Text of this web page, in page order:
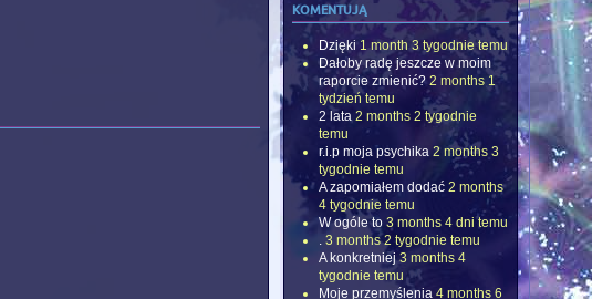
komentują
Dzięki 1 month 3 tygodnie temu
Dałoby radę jeszcze w moim
raporcie zmienić? 2 months 1
tydzień temu
2 lata 2 months 2 tygodnie
temu
r.i.p moja psychika 2 months 3
tygodnie temu
A zapomiałem dodać 2 months
4 tygodnie temu
W ogóle to 3 months 4 dni temu
3 months 2 tygodnie temu
A konkretniej 3 months 4
tygodnie temu
Moje przemyślenia 4 months 6